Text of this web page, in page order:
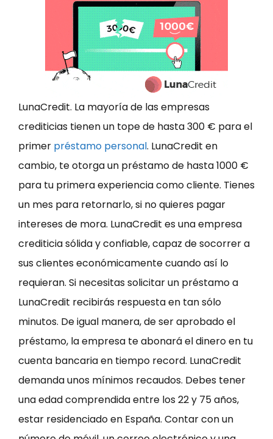
LunaCredit. La mayoría de las empresas
crediticias tienen un tope de hasta 300 € para el
primer préstamo personal. LunaCredit en
cambio, te otorga un préstamo de hasta 1000 €
para tu primera experiencia como cliente. Tienes
un mes para retornarlo, si no quieres pagar
intereses de mora. LunaCredit es una empresa
crediticia sólida y confiable, capaz de socorrer a
sus clientes económicamente cuando así lo
requieran. Si necesitas solicitar un préstamo a
LunaCredit recibirás respuesta en tan sólo
minutos. De igual manera, de ser aprobado el
préstamo, la empresa te abonará el dinero en tu
cuenta bancaria en tiempo record. LunaCredit
demanda unos mínimos recaudos. Debes tener
una edad comprendida entre los 22 y 75 años,
estar residenciado en España. Contar con un